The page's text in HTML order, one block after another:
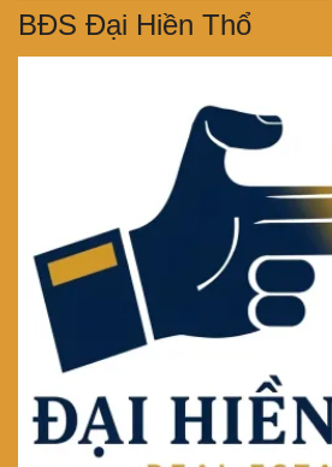
BĐS Đại Hiền Thổ